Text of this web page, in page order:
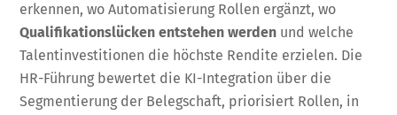
erkennen, wo Automatisierung Rollen ergänzt, wo
Qualifikationslücken entstehen werden und welche
Talentinvestitionen die höchste Rendite erzielen. Die
HR-Führung bewertet die KI-Integration über die
Segmentierung der Belegschaft, priorisiert Rollen, in